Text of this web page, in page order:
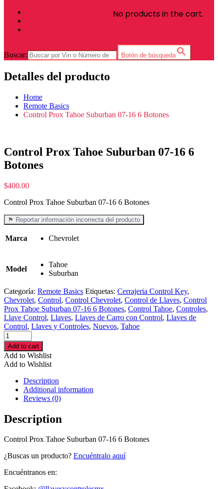
No products in the cart.
Buscar: Botón de búsqueda
Detalles del producto
Home
Remote Basics
Control Prox Tahoe Suburban 07-16 6 Botones
Control Prox Tahoe Suburban 07-16 6
Botones
$400.00
Control Prox Tahoe Suburban 07-16 6 Botones
⚑ Reportar información incorrecta del producto
Marca Chevrolet
Model
Tahoe
Suburban
Categoría: Remote Basics Etiquetas: Cerrajeria Control Key,
Chevrolet, Control, Control Chevrolet, Control de Llaves, Control
Prox Tahoe Suburban 07-16 6 Botones, Control Tahoe, Controles,
Llave Control, Llaves, Llaves de Carro con Control, Llaves de
Control, Llaves y Controles, Nuevos, Tahoe
Control
Prox
Tahoe
Suburban
07-
Botones
cantidad
Add to cart
Add to Wishlist
Add to Wishlist
Description
Additional information
Reviews (0)
Description
Control Prox Tahoe Suburban 07-16 6 Botones
¿Buscas un producto? Encuéntralo aquí
Encuéntranos en: